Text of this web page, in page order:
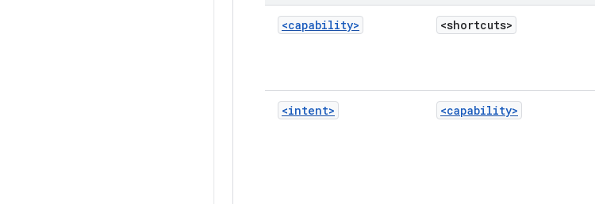
<capability> <shortcuts>
<intent> <capability>